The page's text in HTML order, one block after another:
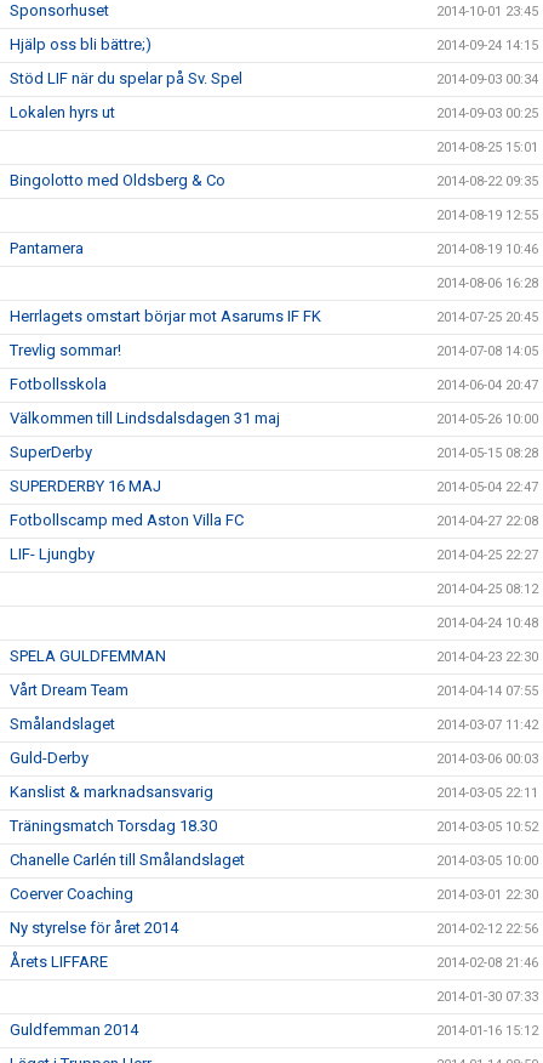
Sponsorhuset 2014-10-01 23:45
Hjälp oss bli bättre;) 2014-09-24 14:15
Stöd LIF när du spelar på Sv. Spel 2014-09-03 00:34
Lokalen hyrs ut 2014-09-03 00:25
2014-08-25 15:01
Bingolotto med Oldsberg & Co 2014-08-22 09:35
2014-08-19 12:55
Pantamera 2014-08-19 10:46
2014-08-06 16:28
Herrlagets omstart börjar mot Asarums IF FK 2014-07-25 20:45
Trevlig sommar! 2014-07-08 14:05
Fotbollsskola 2014-06-04 20:47
Välkommen till Lindsdalsdagen 31 maj 2014-05-26 10:00
SuperDerby 2014-05-15 08:28
SUPERDERBY 16 MAJ 2014-05-04 22:47
Fotbollscamp med Aston Villa FC 2014-04-27 22:08
LIF- Ljungby 2014-04-25 22:27
2014-04-25 08:12
2014-04-24 10:48
SPELA GULDFEMMAN 2014-04-23 22:30
Vårt Dream Team 2014-04-14 07:55
Smålandslaget 2014-03-07 11:42
Guld-Derby 2014-03-06 00:03
Kanslist & marknadsansvarig 2014-03-05 22:11
Träningsmatch Torsdag 18.30 2014-03-05 10:52
Chanelle Carlén till Smålandslaget 2014-03-05 10:00
Coerver Coaching 2014-03-01 22:30
Ny styrelse för året 2014 2014-02-12 22:56
Årets LIFFARE 2014-02-08 21:46
2014-01-30 07:33
Guldfemman 2014 2014-01-16 15:12